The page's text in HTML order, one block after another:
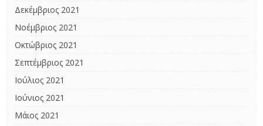
Δεκέμβριος 2021
Νοέμβριος 2021
Οκτώβριος 2021
Σεπτέμβριος 2021
Ιούλιος 2021
Ιούνιος 2021
Μάιος 2021